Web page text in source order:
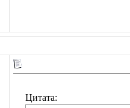
Цитата: